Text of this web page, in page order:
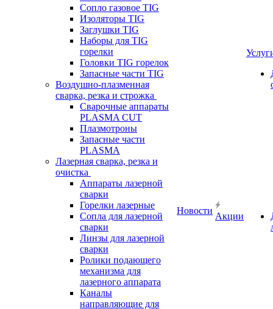
Сопло газовое TIG
Изоляторы TIG
Заглушки TIG
Наборы для TIG
горелки
Головки TIG горелок
Запасные части TIG
Воздушно-плазменная
сварка, резка и строжка
Сварочные аппараты
PLASMA CUT
Плазмотроны
Запасные части
PLASMA
Лазерная сварка, резка и
очистка
Аппараты лазерной
сварки
Горелки лазерные
Сопла для лазерной
сварки
Линзы для лазерной
сварки
Ролики подающего
механизма для
лазерного аппарата
Каналы
направляющие для
Новости
Акции